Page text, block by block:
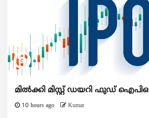
മിൽക്കി മിസ്റ്റ് ഡയറി ഫുഡ് ഐപിഒ
10 hours ago Kumar